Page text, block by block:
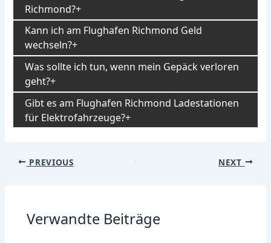
Richmond?
Kann ich am Flughafen Richmond Geld
wechseln?
Was sollte ich tun, wenn mein Gepäck verloren
geht?
Gibt es am Flughafen Richmond Ladestationen
für Elektrofahrzeuge?
Post
PREVIOUS NEXT
Verwandte Beiträge